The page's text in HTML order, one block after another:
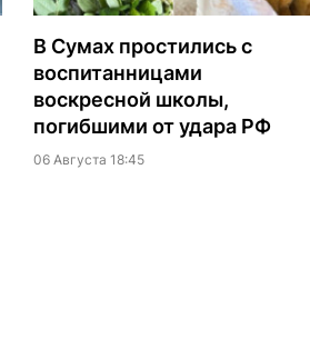
В Сумах простились с
воспитанницами
воскресной школы,
погибшими от удара РФ
06 Августа 18:45